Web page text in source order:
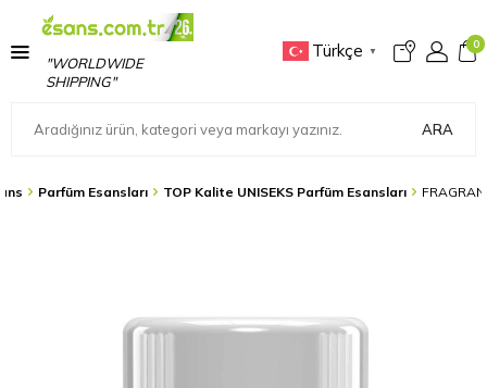
"WORLDWIDE
SHIPPING"
Türkçe ▼
0
ARA
Parfüm Esansları TOP Kalite UNISEKS Parfüm Esansları